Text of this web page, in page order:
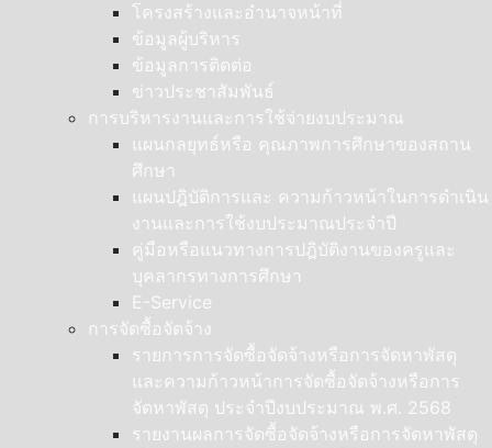
โครงสร้างและอำนาจหน้าที่
ข้อมูลผู้บริหาร
ข้อมูลการติดต่อ
ข่าวประชาสัมพันธ์
การบริหารงานและการใช้จ่ายงบประมาณ
แผนกลยุทธ์หรือ คุณภาพการศึกษาของสถาน
ศึกษา
แผนปฎิบัติการและ ความก้าวหน้าในการดำเนิน
งานและการใช้งบประมาณประจำปี
คู่มือหรือแนวทางการปฎิบัติงานของครูและ
บุคลากรทางการศึกษา
E-Service
การจัดซื้อจัดจ้าง
รายการการจัดซื้อจัดจ้างหรือการจัดหาพัสดุ
และความก้าวหน้าการจัดซื้อจัดจ้างหรือการ
จัดหาพัสดุ ประจำปีงบประมาณ พ.ศ. 2568
รายงานผลการจัดซื้อจัดจ้างหรือการจัดหาพัสดุ